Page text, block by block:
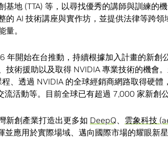
基地 (TTA) 等，以尋找優秀的講師與訓練的
的 AI 技術講座與實作坊，並提供法律等跨
。
年開始在台推動，持續根據加入計畫的新創
技術援助以及取得 NVIDIA 專業技術的機會
、透過 NVIDIA 的全球經銷商網路取得硬體
流活動等。目前全球已有超過 7,000 家新創
新創產業打造出更多如 DeepQ、 雲象科技
應用於實際場域、邁向國際市場的耀眼新星